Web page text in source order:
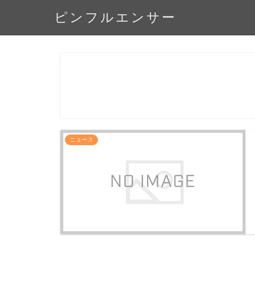
ピンフルエンサー
ニュース